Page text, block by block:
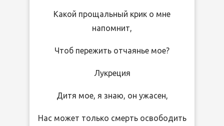
Какой прощальный крик о мне
напомнит,
Чтоб пережить отчаянье мое?
Лукреция
Дитя мое, я знаю, он ужасен,
Нас может только смерть освободить